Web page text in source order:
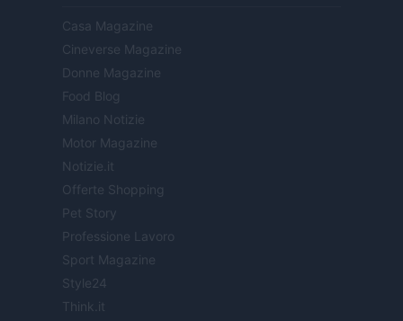
Casa Magazine
Cineverse Magazine
Donne Magazine
Food Blog
Milano Notizie
Motor Magazine
Notizie.it
Offerte Shopping
Pet Story
Professione Lavoro
Sport Magazine
Style24
Think.it